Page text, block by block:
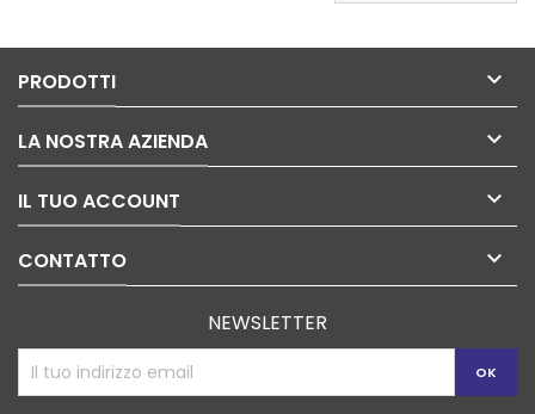
PRODOTTI 
LA NOSTRA AZIENDA 
IL TUO ACCOUNT 
CONTATTO 
NEWSLETTER